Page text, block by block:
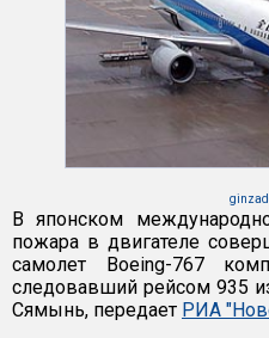
В японском
пожара в двигателе
самолет Boeing-767
следовавший рейсом 935
Сямынь, передает РИА